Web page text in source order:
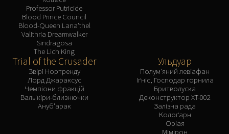
Professor Putricide
Blood Prince Council
Blood-Queen Lana'thel
Valithria Dreamwalker
Sindragosa
The Lich King
Trial of the Crusader
Звірі Нортренду
Лорд Джараксус
Чемпіони фракцій
Валь'кіри-близнючки
Ануб'арак
Ульдуар
Полум'яний левіафан
Іґніс, Господар горнила
Бритволуска
Деконструктор XT-002
Залізна рада
Колоґарн
Оріая
Мімірон